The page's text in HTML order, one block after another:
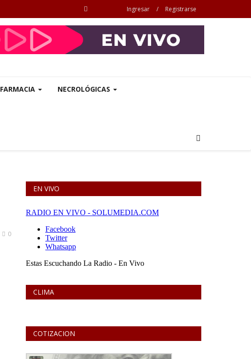
Ingresar / Registrarse
FARMACIA NECROLÓGICAS
0
EN VIVO
CLIMA
COTIZACION